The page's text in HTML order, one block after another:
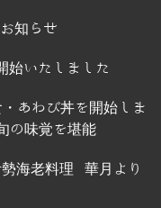
知らせ
始いたしました
あわび丼を開始しま
の味覚を堪能
勢海老料理 華月より